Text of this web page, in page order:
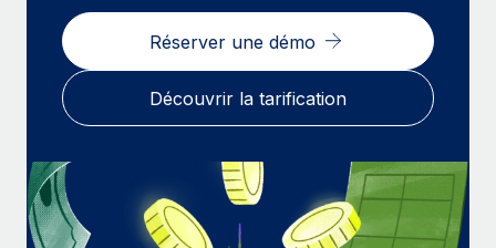
En savoir plus
Réserver une démo
Découvrir la tarification